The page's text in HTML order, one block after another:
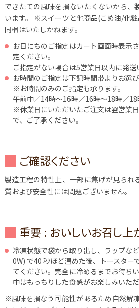
できたての風味を損ないたくないから、
います。
※スイーツと他商品(こめ油/化
同梱はいたしかねます。
お日にちのご指定はカート画面時表示
定ください。
ご指定がない場合は5営業日以内に発送
お時間のご指定は下記時間帯よりお選び
※お時間のみのご指定も承ります。
午前中／14時～16時／16時～18時／
※休業日にいただいたご注文は翌営業
で、ご了承ください。
ご確認ください
製造工程の特性上、一部に焦げが見られ
質および安全性には問題ございません。
重要 : おいしいお召し上
冷凍状態で袋から取り出し、ラップな
0W) で40 秒ほど温めた後、トースター
てください。完全に冷めるまでお待ち
中はもっちりした食感がお楽しみいただ
※風味を損なう可能性があるため自然解